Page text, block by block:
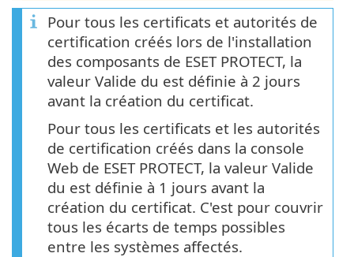
Pour tous les certificats et autorités de
certification créés lors de l'installation
des composants de ESET PROTECT, la
valeur Valide du est définie à 2 jours
avant la création du certificat.
Pour tous les certificats et les autorités
de certification créés dans la console
Web de ESET PROTECT, la valeur Valide
du est définie à 1 jours avant la
création du certificat. C'est pour couvrir
tous les écarts de temps possibles
entre les systèmes affectés.